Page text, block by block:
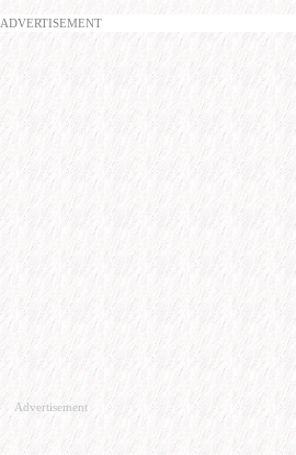
ADVERTISEMENT
Advertisement